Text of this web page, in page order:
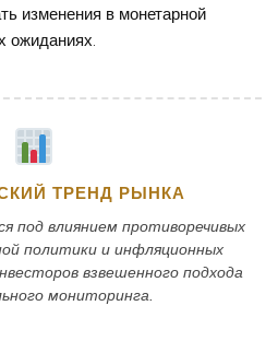
изменения в монетарной
ожиданиях.
ТРЕНД РЫНКА
под влиянием противоречивых
политики и инфляционных
взвешенного подхода
мониторинга.